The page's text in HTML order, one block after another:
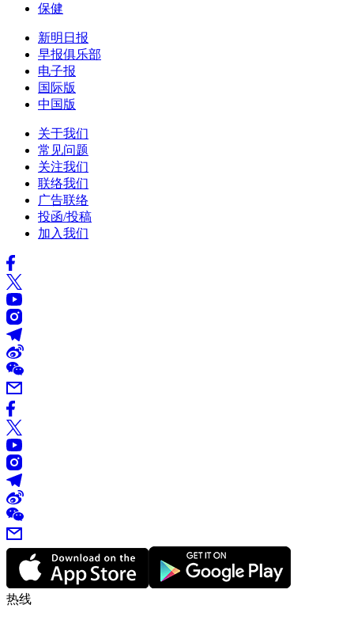
保健
新明日报
早报俱乐部
电子报
国际版
中国版
关于我们
常见问题
关注我们
联络我们
广告联络
投函/投稿
加入我们
热线